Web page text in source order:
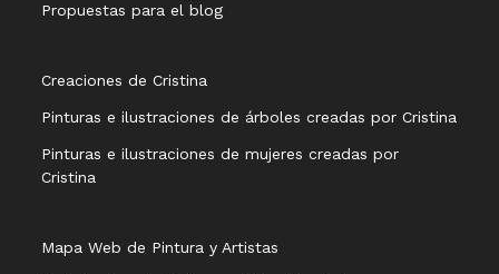
Propuestas para el blog
Creaciones de Cristina
Pinturas e ilustraciones de árboles creadas por Cristina
Pinturas e ilustraciones de mujeres creadas por
Cristina
Mapa Web de Pintura y Artistas